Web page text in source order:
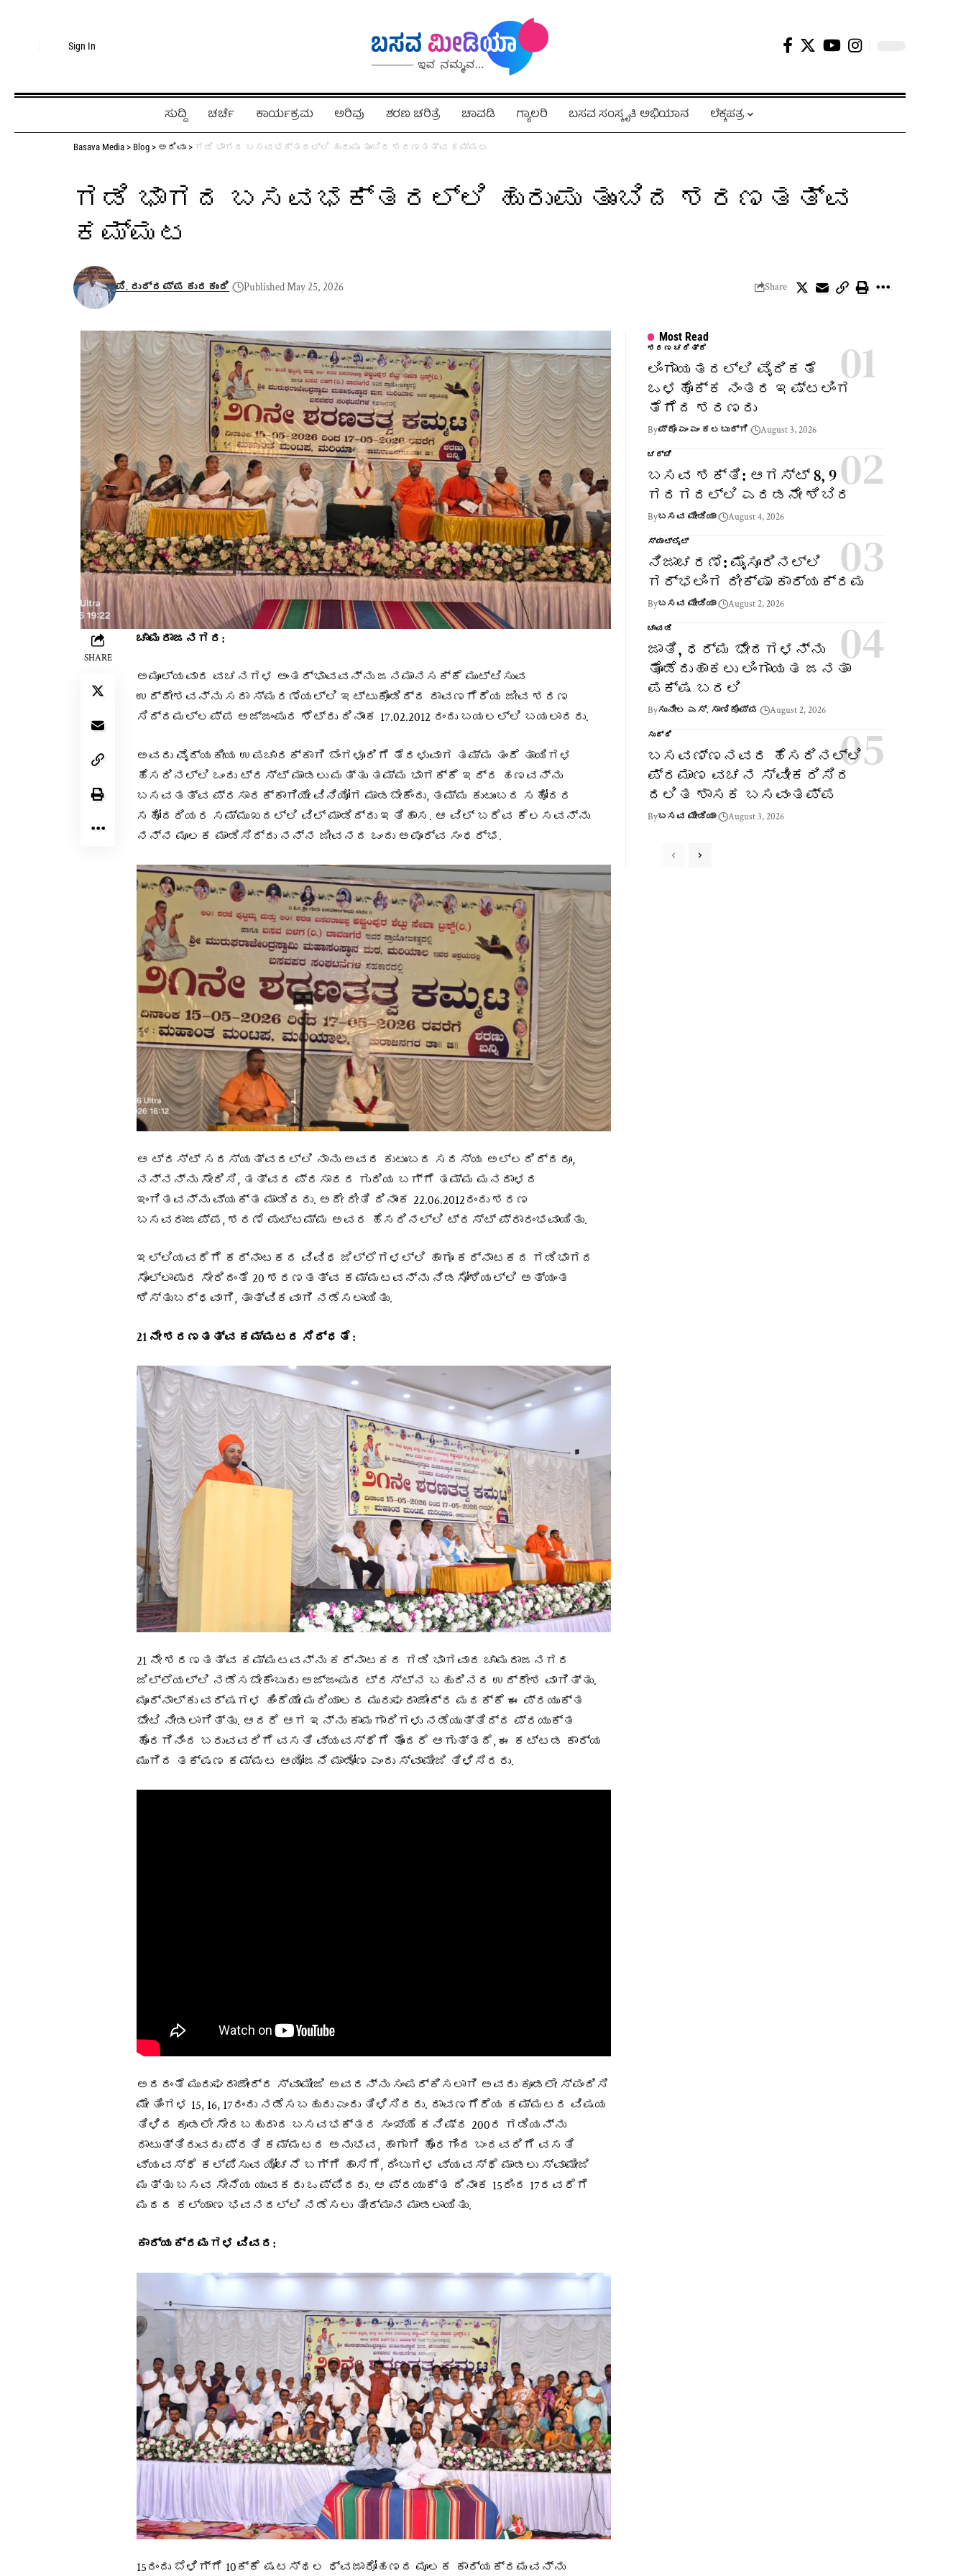
Sign In
ಸುದ್ದಿ ಚರ್ಚೆ ಕಾರ್ಯಕ್ರಮ ಅರಿವು ಶರಣ ಚರಿತ್ರೆ ಚಾವಡಿ ಗ್ಯಾಲರಿ ಬಸವ ಸಂಸ್ಕೃತಿ ಅಭಿಯಾನ ಲೆಕ್ಕಪತ್ರ
Basava Media > Blog > ಅರಿವು > ಗಡಿ ಭಾಗದ ಬಸವಭಕ್ತರಲ್ಲಿ ಹುರುಪು ತುಂಬಿದ ಶರಣತತ್ವ ಕಮ್ಮಟ
ಗಡಿ ಭಾಗದ ಬಸವಭಕ್ತರಲ್ಲಿ ಹುರುಪು ತುಂಬಿದ ಶರಣತತ್ವ
ಕಮ್ಮಟ
ಪಿ. ರುದ್ರಪ್ಪ ಕುರಕುಂದಿ Published May 25, 2026 Share
SHARE
ಚಾಮರಾಜನಗರ:
ಅಮೂಲ್ಯವಾದ ವಚನಗಳ ಅಂತರ್ಭಾವವನ್ನು ಜನಮಾನಸಕ್ಕೆ ಮುಟ್ಟಿಸುವ
ಉದ್ದೇಶವನ್ನು ಸದಾ ಸ್ಮರಣೆಯಲ್ಲಿ ಇಟ್ಟುಕೊಂಡಿದ್ದ ದಾವಣಗೆರೆಯ ಜೀವ ಶರಣ
ಸಿದ್ದಮಲ್ಲಪ್ಪ ಅಜ್ಜಂಪುರ ಶೆಟ್ರು ದಿನಾಂಕ 17.02.2012 ರಂದು ಬಯಲಲ್ಲಿ ಬಯಲಾದರು.
ಅವರು ವೈದ್ಯಕೀಯ ಉಪಚಾರಕ್ಕಾಗಿ ಬೆಂಗಳೂರಿಗೆ ತೆರಳುವಾಗ ತಮ್ಮ ತಂದೆ ತಾಯಿಗಳ
ಹೆಸರಿನಲ್ಲಿ ಒಂದು ಟ್ರಸ್ಟ್ ಮಾಡಲು ಮತ್ತು ತಮ್ಮ ಭಾಗಕ್ಕೆ ಇದ್ದ ಹಣವನ್ನು
ಬಸವತತ್ವ ಪ್ರಸಾರಕ್ಕಾಗಿಯೇ ವಿನಿಯೋಗ ಮಾಡಬೇಕೆಂದು, ತಮ್ಮ ಕುಟುಂಬದ ಸಹೋದರ
ಸಹೋದರಿಯರ ಸಮ್ಮುಖದಲ್ಲಿ ವಿಲ್ ಮಾಡಿದ್ದು ಇತಿಹಾಸ. ಆ ವಿಲ್ ಬರೆವ ಕೆಲಸವನ್ನು
ನನ್ನ ಮೂಲಕ ಮಾಡಿಸಿದ್ದು ನನ್ನ ಜೀವನದ ಒಂದು ಅಪೂರ್ವ ಸಂಧರ್ಭ.
ಆ ಟ್ರಸ್ಟ್ ಸದಸ್ಯತ್ವದಲ್ಲಿ ನಾನು ಅವರ ಕುಟುಂಬದ ಸದಸ್ಯ ಅಲ್ಲದಿದ್ದರೂ,
ನನ್ನನ್ನು ಸೇರಿಸಿ, ತತ್ವದ ಪ್ರಸಾರದ ಗುರಿಯ ಬಗ್ಗೆ ತಮ್ಮ ಮನದಾಳದ
ಇಂಗಿತವನ್ನು ವ್ಯಕ್ತ ಮಾಡಿದರು. ಅದೇ ರೀತಿ ದಿನಾಂಕ 22.06.2012ರಂದು ಶರಣ
ಬಸವರಾಜಪ್ಪ, ಶರಣೆ ಪುಟ್ಟಮ್ಮ ಅವರ ಹೆಸರಿನಲ್ಲಿ ಟ್ರಸ್ಟ್ ಪ್ರಾರಂಭವಾಯಿತು.
ಇಲ್ಲಿಯವರೆಗೆ ಕರ್ನಾಟಕದ ವಿವಿಧ ಜಿಲ್ಲೆಗಳಲ್ಲಿ ಹಾಗೂ ಕರ್ನಾಟಕದ ಗಡಿಭಾಗದ
ಸೊಲ್ಲಾಪುರ ಸೇರಿದಂತೆ 20 ಶರಣತತ್ವ ಕಮ್ಮಟವನ್ನು ನಿಡಸೋಶಿಯಲ್ಲಿ ಅತ್ಯಂತ
ಶಿಸ್ತುಬದ್ಧವಾಗಿ, ತಾತ್ವಿಕವಾಗಿ ನಡೆಸಲಾಯಿತು.
21 ನೇ ಶರಣತತ್ವ ಕಮ್ಮಟದ ಸಿದ್ಧತೆ :
21 ನೇ ಶರಣತತ್ವ ಕಮ್ಮಟವನ್ನು ಕರ್ನಾಟಕದ ಗಡಿ ಭಾಗವಾದ ಚಾಮರಾಜನಗರ
ಜಿಲ್ಲೆಯಲ್ಲಿ ನಡೆಸಬೇಕೆಂಬುದು ಅಜ್ಜಂಪುರ ಟ್ರಸ್ಟ್‌ನ ಬಹುದಿನದ ಉದ್ದೇಶ ವಾಗಿತ್ತು.
ಮೂರ್ನಾಲ್ಕು ವರ್ಷಗಳ ಹಿಂದೆಯೇ ಮರಿಯಾಲದ ಮುರುಘರಾಜೇಂದ್ರ ಮಠಕ್ಕೆ ಈ ಪ್ರಯುಕ್ತ
ಭೇಟಿ ನೀಡಲಾಗಿತ್ತು. ಆದರೆ ಆಗ ಇನ್ನು ಕಾಮಗಾರಿಗಳು ನಡೆಯುತ್ತಿದ್ದ ಪ್ರಯುಕ್ತ
ಹೊರಗಿನಿಂದ ಬರುವವರಿಗೆ ವಸತಿ ವ್ಯವಸ್ಥೆಗೆ ತೊಂದರೆ ಆಗುತ್ತದೆ, ಈ ಕಟ್ಟಡ ಕಾರ್ಯ
ಮುಗಿದ ತಕ್ಷಣ ಕಮ್ಮಟ ಆಯೋಜನೆ ಮಾಡೋಣ ಎಂದು ಸ್ವಾಮೀಜಿ ತಿಳಿಸಿದರು.
ಅದರಂತೆ ಮುರುಘರಾಜೇಂದ್ರ ಸ್ವಾಮೀಜಿ ಅವರನ್ನು ಸಂಪರ್ಕಿಸಲಾಗಿ ಅವರು ಕೂಡಲೇ ಸ್ಪಂದಿಸಿ
ಮೇ ತಿಂಗಳ 15, 16, 17ರಂದು ನಡೆಸಬಹುದು ಎಂದು ತಿಳಿಸಿದರು. ದಾವಣಗೆರೆಯ ಕಮ್ಮಟದ ವಿಷಯ
ತಿಳಿದ ಕೂಡಲೇ ಸೇರಬಹುದಾದ ಬಸವಭಕ್ತರ ಸಂಖ್ಯೆ ಕನಿಷ್ಠ 200ರ ಗಡಿಯನ್ನು
ದಾಟುತ್ತಿರುವದು ಪ್ರತಿ ಕಮ್ಮಟದ ಅನುಭವ, ಹಾಗಾಗಿ ಹೊರಗಿಂದ ಬಂದವರಿಗೆ ವಸತಿ
ವ್ಯವಸ್ಧೆ ಕಲ್ಪಿಸುವ ಯೋಚನೆ ಬಗ್ಗೆ ಹಾಸಿಗೆ, ದಿಂಬುಗಳ ವ್ಯವಸ್ಥೆ ಮಾಡಲು ಸ್ವಾಮೀಜಿ
ಮತ್ತು ಬಸವ ಸೇನೆಯ ಯುವಕರು ಒಪ್ಪಿದರು. ಆ ಪ್ರಯುಕ್ತ ದಿನಾಂಕ 15ರಿಂದ 17ರವರೆಗೆ
ಮಠದ ಕಲ್ಯಾಣ ಭವನದಲ್ಲಿ ನಡೆಸಲು ತೀರ್ಮಾನ ಮಾಡಲಾಯಿತು.
ಕಾರ್ಯಕ್ರಮಗಳ ವಿವರ:
15ರಂದು ಬೆಳಿಗ್ಗೆ 10ಕ್ಕೆ ಷಟಸ್ಥಲ ಧ್ವಜಾರೋಹಣದ ಮೂಲಕ ಕಾರ್ಯಕ್ರಮವನ್ನು
Most Read
ಶರಣ ಚರಿತ್ರೆ
ಲಿಂಗಾಯತದಲ್ಲಿ ವೈದಿಕತೆ
ಒಳಹೊಕ್ಕ ನಂತರ ಇಷ್ಟಲಿಂಗ
ತೆಗೆದ ಶರಣರು
Byಪ್ರೊ ಎಂ ಎಂ ಕಲಬುರ್ಗಿ August 3, 2026
ಚರ್ಚೆ
ಬಸವ ಶಕ್ತಿ: ಆಗಸ್ಟ್ 8, 9
ಗದಗದಲ್ಲಿ ಎರಡನೇ ಶಿಬಿರ
Byಬಸವ ಮೀಡಿಯಾ August 4, 2026
ಸ್ಪಾಟ್‌ಲೈಟ್
ನಿಜಾಚರಣೆ: ಮೈಸೂರಿನಲ್ಲಿ
ಗರ್ಭಲಿಂಗ ದೀಕ್ಷಾ ಕಾರ್ಯಕ್ರಮ
Byಬಸವ ಮೀಡಿಯಾ August 2, 2026
ಚಾವಡಿ
ಜಾತಿ, ಧರ್ಮ ಭೇದಗಳನ್ನು
ತೊಡೆದುಹಾಕಲು ಲಿಂಗಾಯತ ಜನತಾ
ಪಕ್ಷ ಬರಲಿ
Byಸುನೀಲ ಎಸ್. ಸಾಣಿಕೊಪ್ಪ August 2, 2026
ಸುದ್ದಿ
ಬಸವಣ್ಣನವರ ಹೆಸರಿನಲ್ಲಿ
ಪ್ರಮಾಣ ವಚನ ಸ್ವೀಕರಿಸಿದ
ದಲಿತ ಶಾಸಕ ಬಸವಂತಪ್ಪ
Byಬಸವ ಮೀಡಿಯಾ August 3, 2026